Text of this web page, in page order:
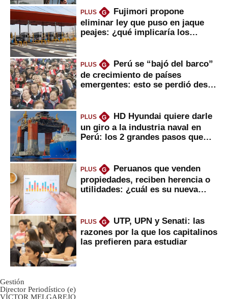
PLUS G
Fujimori propone
eliminar ley que puso en jaque
peajes: ¿qué implicaría los
PLUS G
Perú se “bajó del barco”
de crecimiento de países
emergentes: esto se perdió desde
PLUS G
HD Hyundai quiere darle
un giro a la industria naval en
Perú: los 2 grandes pasos que
PLUS G
Peruanos que venden
propiedades, reciben herencia o
utilidades: ¿cuál es su nueva
PLUS G
UTP, UPN y Senati: las
razones por la que los capitalinos
las prefieren para estudiar
Gestión
Director Periodístico (e)
VÍCTOR MELGAREJO